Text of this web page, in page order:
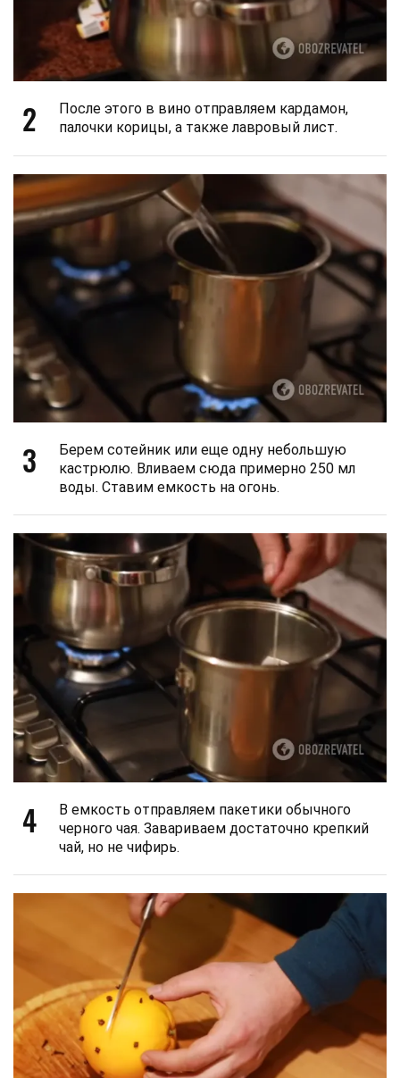
2
После этого в вино отправляем кардамон,
палочки корицы, а также лавровый лист.
3
Берем сотейник или еще одну небольшую
кастрюлю. Вливаем сюда примерно 250 мл
воды. Ставим емкость на огонь.
4
В емкость отправляем пакетики обычного
черного чая. Завариваем достаточно крепкий
чай, но не чифирь.